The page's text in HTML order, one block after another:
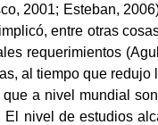
2001; Esteban,
entre otras
requerimientos
al tiempo que
a nivel mundial
nivel de estudios